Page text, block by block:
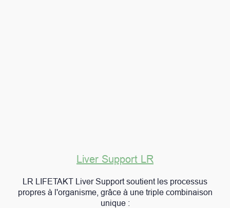
Liver Support LR
LR LIFETAKT Liver Support soutient les processus
propres à l'organisme, grâce à une triple combinaison
unique :